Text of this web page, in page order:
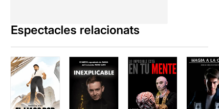
Espectacles relacionats